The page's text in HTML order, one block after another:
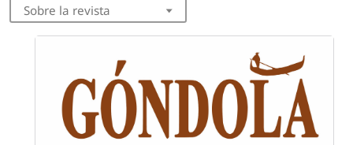
Sobre la revista